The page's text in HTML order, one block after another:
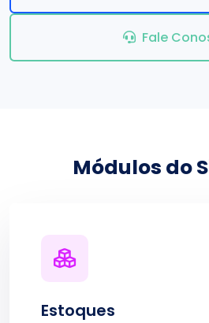
Fale
Módulos do
Estoques